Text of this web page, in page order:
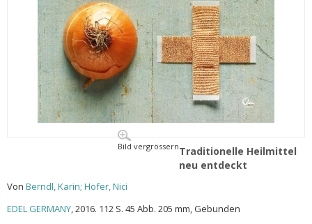
Bild vergrössernTraditionelle Heilmittel
neu entdeckt
Von Berndl, Karin; Hofer, Nici
EDEL GERMANY, 2016. 112 S. 45 Abb. 205 mm, Gebunden